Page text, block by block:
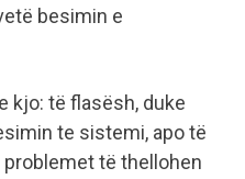
besimin e
kjo: të flasësh, duke
te sistemi, apo të
të thellohen